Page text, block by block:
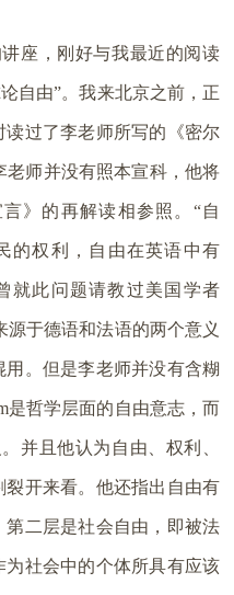
座，刚好与我最近的阅读
自由”。我来北京之前，正
过了李老师所写的《密尔
老师并没有照本宣科，他将
》的再解读相参照。“自
的权利，自由在英语中有
就此问题请教过美国学者
源于德语和法语的两个意义
。但是李老师并没有含糊
是哲学层面的自由意志，而
并且他认为自由、权利、
开来看。他还指出自由有
二层是社会自由，即被法
社会中的个体所具有应该